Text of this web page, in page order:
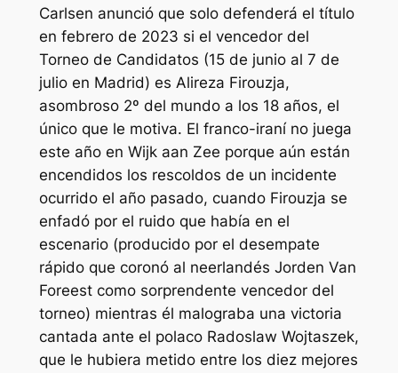
Carlsen anunció que solo defenderá el título
en febrero de 2023 si el vencedor del
Torneo de Candidatos (15 de junio al 7 de
julio en Madrid) es Alireza Firouzja,
asombroso 2º del mundo a los 18 años, el
único que le motiva. El franco-iraní no juega
este año en Wijk aan Zee porque aún están
encendidos los rescoldos de un incidente
ocurrido el año pasado, cuando Firouzja se
enfadó por el ruido que había en el
escenario (producido por el desempate
rápido que coronó al neerlandés Jorden Van
Foreest como sorprendente vencedor del
torneo) mientras él malograba una victoria
cantada ante el polaco Radoslaw Wojtaszek,
que le hubiera metido entre los diez mejores